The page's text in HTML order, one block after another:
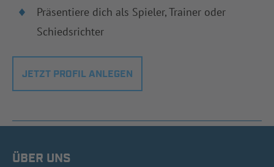
Präsentiere dich als Spieler, Trainer oder
Schiedsrichter
JETZT PROFIL ANLEGEN
ÜBER UNS